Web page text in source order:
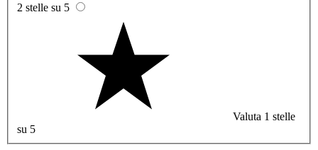
2 stelle su 5
Valuta 1 stelle
su 5